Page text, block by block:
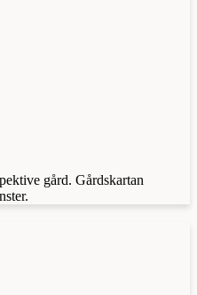
gård. Gårdskartan